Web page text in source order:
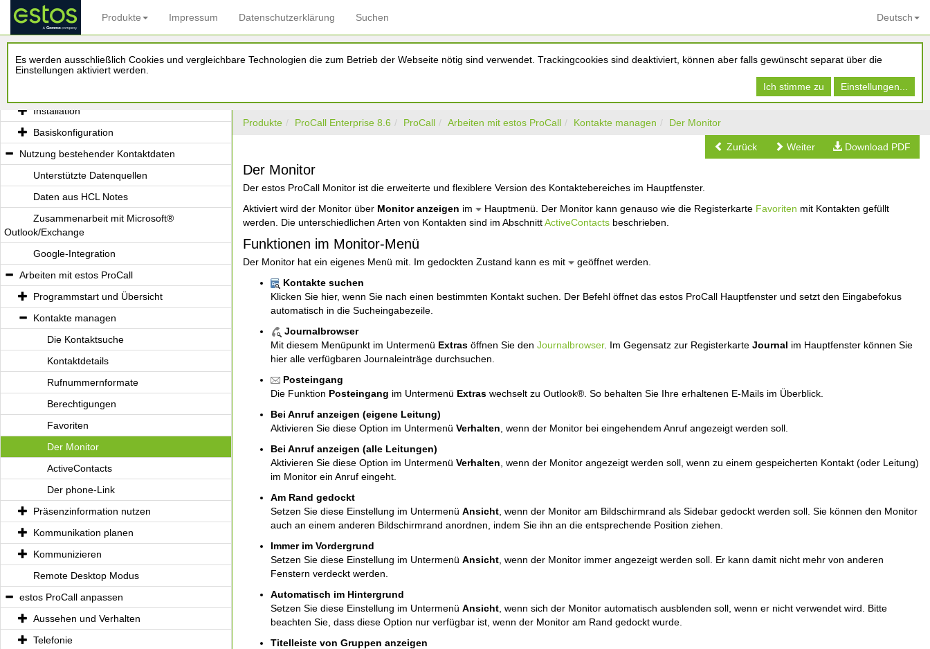
Es werden ausschließlich Cookies und vergleichbare Technologien die zum Betrieb der Webseite nötig sind verwendet. Trackingcookies sind deaktiviert, können aber falls gewünscht separat über die
Einstellungen aktiviert werden.
Ich stimme zu
Einstellungen...
Produkte Impressum Datenschutzerklärung Suchen Deutsch
Willkommen zu estos ProCall
Was Ihnen estos ProCall bietet
Installation
Basiskonfiguration
Nutzung bestehender Kontaktdaten
Unterstützte Datenquellen
Daten aus HCL Notes
Zusammenarbeit mit Microsoft®
Outlook/Exchange
Google-Integration
Arbeiten mit estos ProCall
Programmstart und Übersicht
Kontakte managen
Die Kontaktsuche
Kontaktdetails
Rufnummernformate
Berechtigungen
Favoriten
Der Monitor
ActiveContacts
Der phone-Link
Präsenzinformation nutzen
Kommunikation planen
Kommunizieren
Remote Desktop Modus
estos ProCall anpassen
Aussehen und Verhalten
Telefonie
Produkte ProCall Enterprise 8.6 ProCall Arbeiten mit estos ProCall Kontakte managen Der Monitor
Zurück Weiter Download PDF
Der Monitor
Der estos ProCall Monitor ist die erweiterte und flexiblere Version des Kontaktebereiches im Hauptfenster.
Aktiviert wird der Monitor über Monitor anzeigen im Hauptmenü. Der Monitor kann genauso wie die Registerkarte Favoriten mit Kontakten gefüllt
werden. Die unterschiedlichen Arten von Kontakten sind im AbschnittActiveContacts beschrieben.
Funktionen im Monitor-Menü
Der Monitor hat ein eigenes Menü mit. Im gedockten Zustand kann es mit
geöffnet werden.
Kontakte suchen
Klicken Sie hier, wenn Sie nach einen bestimmten Kontakt suchen. Der Befehl öffnet das estos ProCall Hauptfenster und setzt den Eingabefokus
automatisch in die Sucheingabezeile.
Journalbrowser
Mit diesem Menüpunkt im Untermenü Extras öffnen Sie den Journalbrowser. Im Gegensatz zur Registerkarte Journal im Hauptfenster können Sie
hier alle verfügbaren Journaleinträge durchsuchen.
Posteingang
Die Funktion Posteingang im Untermenü Extras wechselt zu Outlook®. So behalten Sie Ihre erhaltenen E-Mails im Überblick.
Bei Anruf anzeigen (eigene Leitung)
Aktivieren Sie diese Option im Untermenü Verhalten , wenn der Monitor bei eingehendem Anruf angezeigt werden soll.
Bei Anruf anzeigen (alle Leitungen)
Aktivieren Sie diese Option im Untermenü Verhalten , wenn der Monitor angezeigt werden soll, wenn zu einem gespeicherten Kontakt (oder Leitung)
im Monitor ein Anruf eingeht.
Am Rand gedockt
Setzen Sie diese Einstellung im Untermenü Ansicht , wenn der Monitor am Bildschirmrand als Sidebar gedockt werden soll. Sie können den Monitor
auch an einem anderen Bildschirmrand anordnen, indem Sie ihn an die entsprechende Position ziehen.
Immer im Vordergrund
Setzen Sie diese Einstellung im Untermenü Ansicht , wenn der Monitor immer angezeigt werden soll. Er kann damit nicht mehr von anderen
Fenstern verdeckt werden.
Automatisch im Hintergrund
Setzen Sie diese Einstellung im Untermenü Ansicht , wenn sich der Monitor automatisch ausblenden soll, wenn er nicht verwendet wird. Bitte
beachten Sie, dass diese Option nur verfügbar ist, wenn der Monitor am Rand gedockt wurde.
Titelleiste von Gruppen anzeigen